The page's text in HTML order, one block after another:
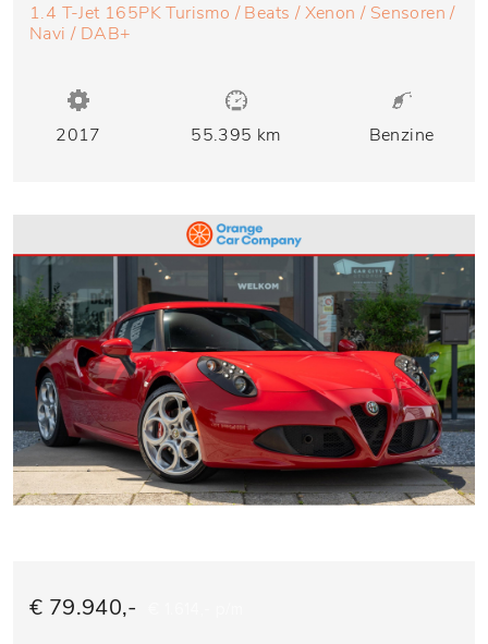
1.4 T-Jet 165PK Turismo / Beats / Xenon / Sensoren /
Navi / DAB+
2017 55.395 km Benzine
€ 79.940,-